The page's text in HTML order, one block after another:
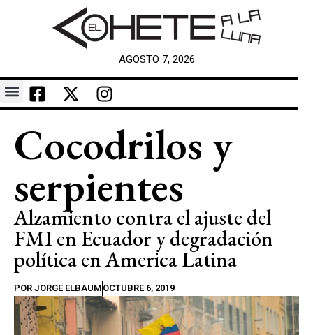
AGOSTO 7, 2026
Cocodrilos y
serpientes
Alzamiento contra el ajuste del
FMI en Ecuador y degradación
política en America Latina
POR JORGE ELBAUM OCTUBRE 6, 2019